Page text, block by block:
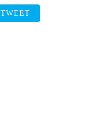
TWEET